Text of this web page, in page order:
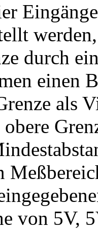
durch
einen
als
von 5V,